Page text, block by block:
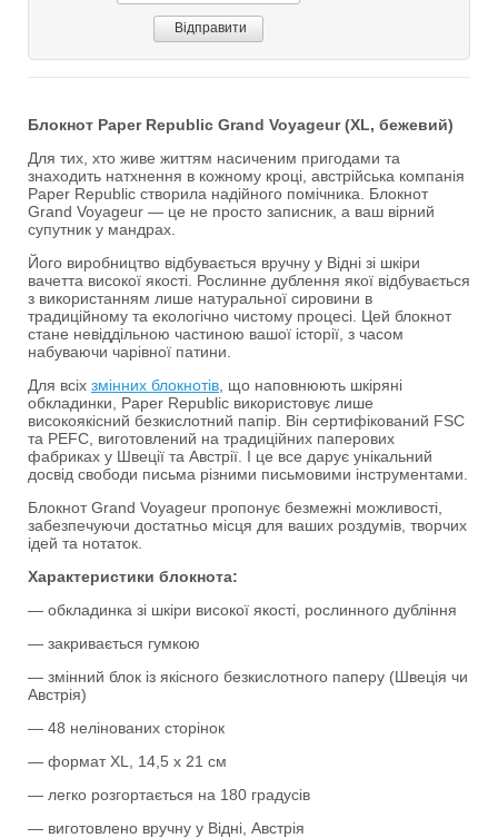
Блокнот Paper Republic Grand Voyageur (XL, бежевий)
Для тих, хто живе життям насиченим пригодами та
знаходить натхнення в кожному кроці, австрійська компанія
Paper Republic створила надійного помічника. Блокнот
Grand Voyageur — це не просто записник, а ваш вірний
супутник у мандрах.
Його виробництво відбувається вручну у Відні зі шкіри
вачетта високої якості. Рослинне дублення якої відбувається
з використанням лише натуральної сировини в
традиційному та екологічно чистому процесі. Цей блокнот
стане невіддільною частиною вашої історії, з часом
набуваючи чарівної патини.
Для всіх змінних блокнотів , що наповнюють шкіряні
обкладинки, Paper Republic використовує лише
високоякісний безкислотний папір. Він сертифікований FSC
та PEFC, виготовлений на традиційних паперових
фабриках у Швеції та Австрії. І це все дарує унікальний
досвід свободи письма різними письмовими інструментами.
Блокнот Grand Voyageur пропонує безмежні можливості,
забезпечуючи достатньо місця для ваших роздумів, творчих
ідей та нотаток.
Характеристики блокнота:
— обкладинка зі шкіри високої якості, рослинного дубління
— закривається гумкою
— змінний блок із якісного безкислотного паперу (Швеція чи
Австрія)
— 48 нелінованих сторінок
— формат XL, 14,5 х 21 см
— легко розгортається на 180 градусів
— виготовлено вручну у Відні, Австрія